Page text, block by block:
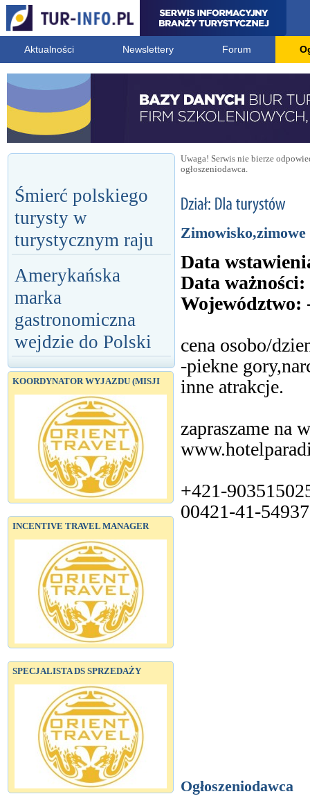
Aktualności Newslettery Forum
Śmierć polskiego
turysty w
turystycznym raju
Amerykańska
marka
gastronomiczna
wejdzie do Polski
KOORDYNATOR WYJAZDU (MISJI
INCENTIVE TRAVEL MANAGER
SPECJALISTA DS SPRZEDAŻY
Uwaga! Serwis nie bierze
ogłoszeniodawca.
Data
Data ważności:
Województwo:
cena osobo/
-piekne
inne atrakcje.
zapraszame na
+421-
00421-41-
Ogłoszeniodawca